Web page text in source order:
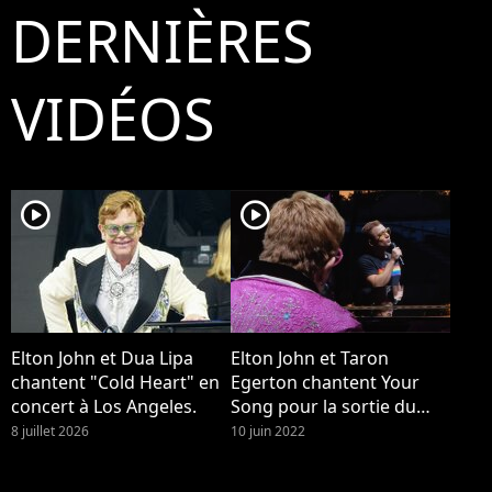
DERNIÈRES
VIDÉOS
player2
Elton John et Dua Lipa
chantent "Cold Heart" en
concert à Los Angeles.
8 juillet 2026
player2
Elton John et Taron
Egerton chantent Your
Song pour la sortie du
film Rocketman
10 juin 2022